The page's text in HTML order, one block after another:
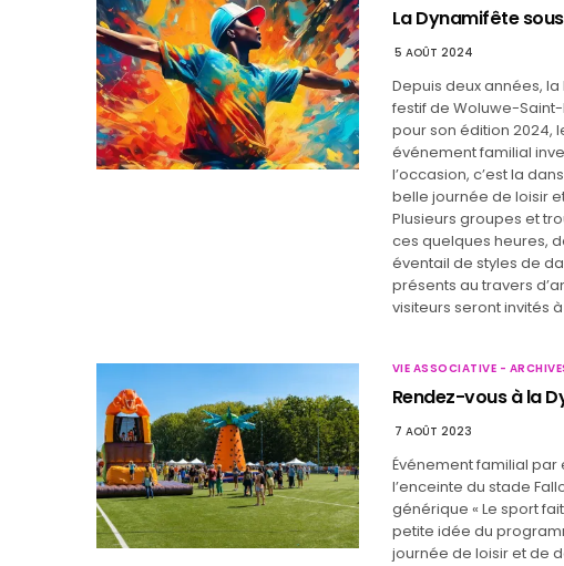
La Dynamifête
5 AOÛT 2024
Depuis deux années,
festif de Woluwe-
pour son édition 2024,
événement familial
l’occasion, c’est la
belle journée de loisir
Plusieurs groupes et
ces quelques heures,
éventail de styles de
présents au travers
visiteurs seront invités
VIE ASSOCIATIVE -
Rendez-vous à la
7 AOÛT 2023
Événement familial
l’enceinte du stade
générique « Le sport
petite idée du
journée de loisir et de